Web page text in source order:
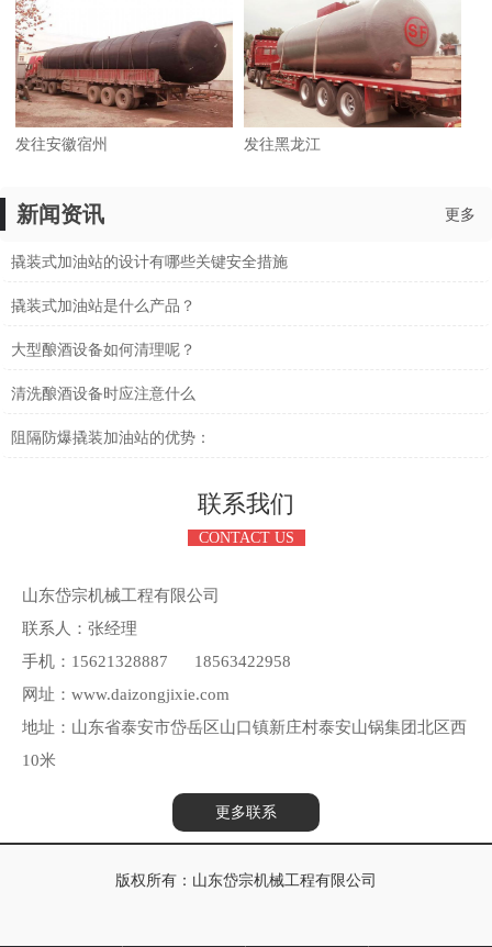
发往安徽宿州 发往黑龙江
新闻资讯 更多
撬装式加油站的设计有哪些关键安全措施
撬装式加油站是什么产品？
大型酿酒设备如何清理呢？
清洗酿酒设备时应注意什么
阻隔防爆撬装加油站的优势：
联系我们
CONTACT US
山东岱宗机械工程有限公司
联系人：张经理
手机：15621328887 18563422958
网址：www.daizongjixie.com
地址：山东省泰安市岱岳区山口镇新庄村泰安山锅集团北区西
10米
更多联系
版权所有：山东岱宗机械工程有限公司